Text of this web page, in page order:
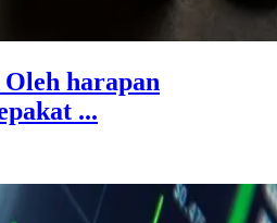
harapan
...